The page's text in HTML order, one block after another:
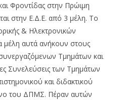
Φροντίδας στην Πρώιμη
στην Ε.Δ.Ε. από 3 μέλη. Το
& Ηλεκτρονικών
αυτά ανήκουν στους
Τμημάτων και
Συνελεύσεις των Τμημάτων
και διδακτικού
του ΔΠΜΣ. Πέραν αυτών